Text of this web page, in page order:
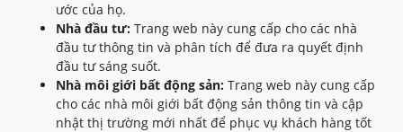
ước của họ.
Nhà đầu tư: Trang web này cung cấp cho các nhà
đầu tư thông tin và phân tích để đưa ra quyết định
đầu tư sáng suốt.
Nhà môi giới bất động sản: Trang web này cung cấp
cho các nhà môi giới bất động sản thông tin và cập
nhật thị trường mới nhất để phục vụ khách hàng tốt